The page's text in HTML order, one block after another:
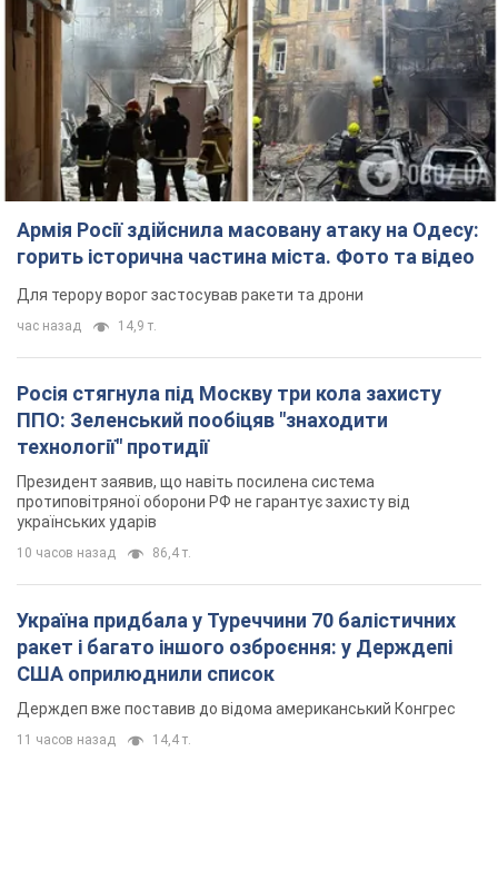
Армія Росії здійснила масовану атаку на Одесу:
горить історична частина міста. Фото та відео
Для терору ворог застосував ракети та дрони
час назад 14,9 т.
Росія стягнула під Москву три кола захисту
ППО: Зеленський пообіцяв "знаходити
технології" протидії
Президент заявив, що навіть посилена система
протиповітряної оборони РФ не гарантує захисту від
українських ударів
10 часов назад 86,4 т.
Україна придбала у Туреччини 70 балістичних
ракет і багато іншого озброєння: у Держдепі
США оприлюднили список
Держдеп вже поставив до відома американський Конгрес
11 часов назад 14,4 т.